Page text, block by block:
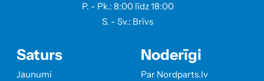
P. - Pk.: 8:00 līdz 18:00
S. - Sv.: Brīvs
Saturs
Jaunumi
Noderīgi
Par Nordparts.lv